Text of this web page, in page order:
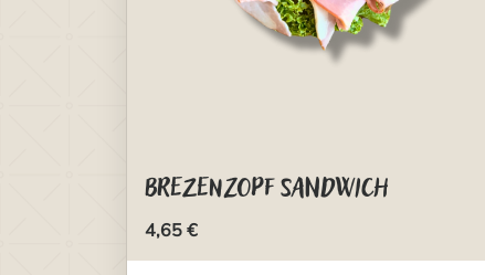
Brezenzopf Sandwich
4,65 €